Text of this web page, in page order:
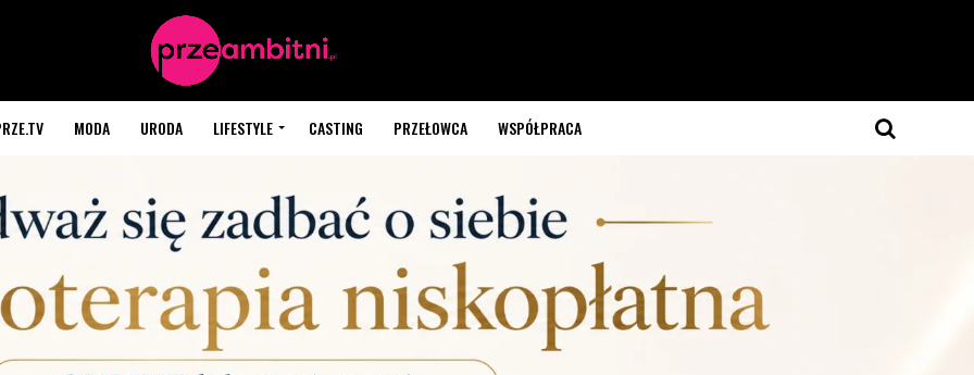
MODA URODA LIFESTYLE CASTING PRZEŁOWCA WSPÓŁPRACA